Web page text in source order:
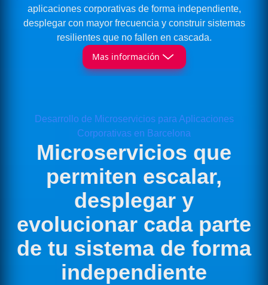
aplicaciones corporativas de forma independiente,
desplegar con mayor frecuencia y construir sistemas
resilientes que no fallen en cascada.
Mas información
Desarrollo de Microservicios para Aplicaciones
Corporativas en Barcelona
Microservicios que
permiten escalar,
desplegar y
evolucionar cada parte
de tu sistema de forma
independiente